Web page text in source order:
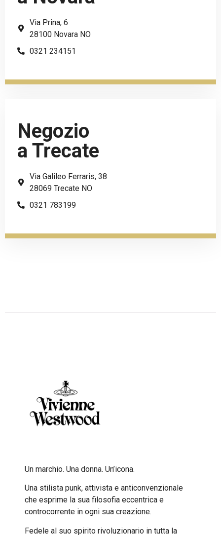
Via Prina, 6
28100 Novara NO
0321 234151
Negozio
a Trecate
Via Galileo Ferraris, 38
28069 Trecate NO
0321 783199
Un marchio. Una donna. Un’icona.
Una stilista punk, attivista e anticonvenzionale
che esprime la sua filosofia eccentrica e
controcorrente in ogni sua creazione.
Fedele al suo spirito rivoluzionario in tutta la